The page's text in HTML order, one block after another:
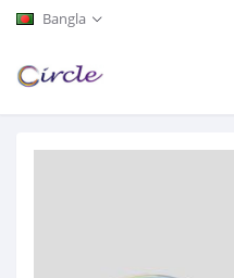
Bangla